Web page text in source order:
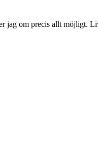
om precis allt möjligt.